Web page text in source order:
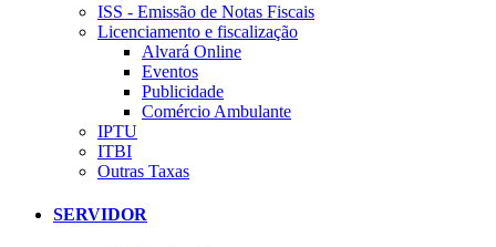
ISS - Emissão de Notas Fiscais
Licenciamento e fiscalização
Alvará Online
Eventos
Publicidade
Comércio Ambulante
IPTU
ITBI
Outras Taxas
SERVIDOR